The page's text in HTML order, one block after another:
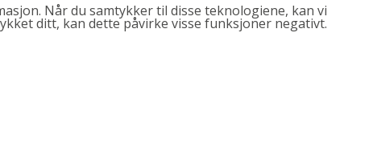
Når du samtykker til disse teknologiene, kan vi
ditt, kan dette påvirke visse funksjoner negativt.